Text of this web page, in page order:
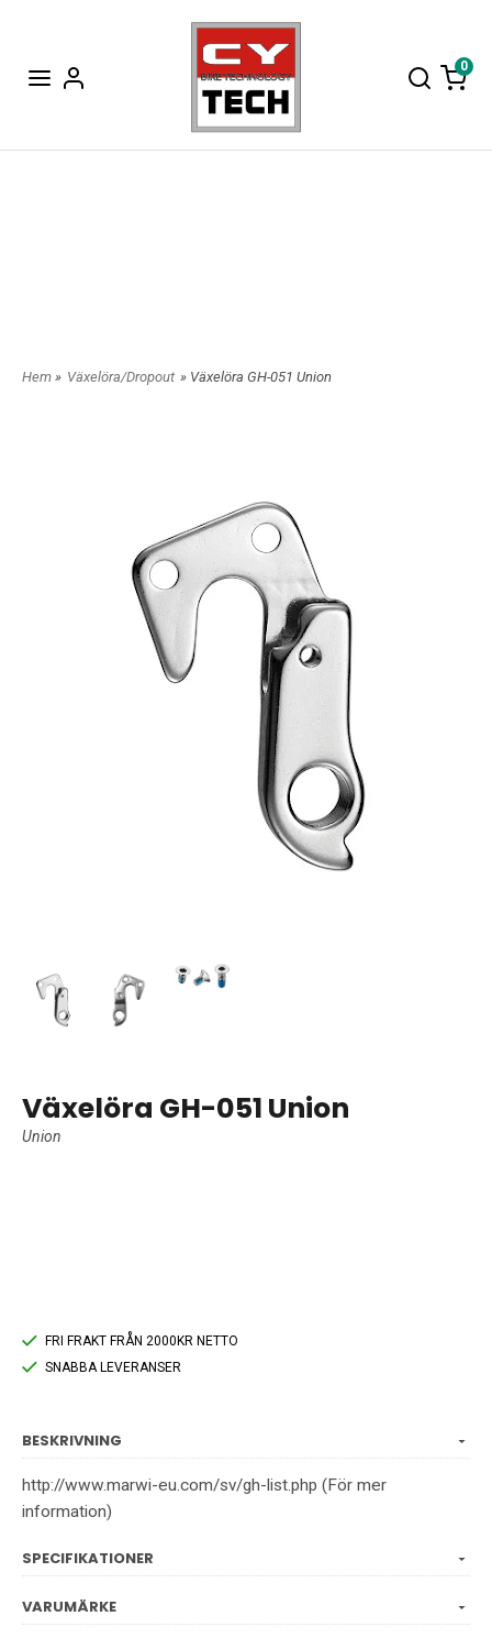
0
Hem » Växelöra/Dropout » Växelöra GH-051 Union
Växelöra GH-051 Union
Union
FRI FRAKT FRÅN 2000KR NETTO
SNABBA LEVERANSER
BESKRIVNING
http://www.marwi-eu.com/sv/gh-list.php (För mer
information)
SPECIFIKATIONER
VARUMÄRKE